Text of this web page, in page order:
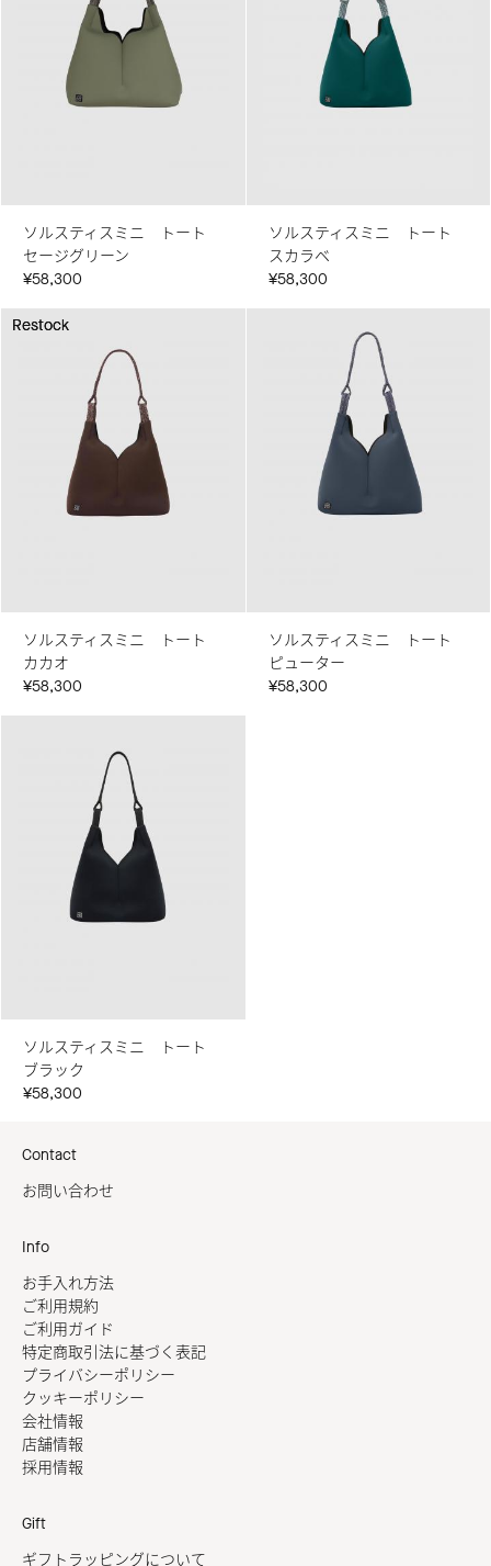
ソルスティスミニ トート
セージグリーン
¥58,300
ソルスティスミニ トート
スカラベ
¥58,300
Restock
Restock
ソルスティスミニ トート
カカオ
¥58,300
ソルスティスミニ トート
ピューター
¥58,300
ソルスティスミニ トート
ブラック
¥58,300
Contact
お問い合わせ
Info
お手入れ方法
ご利用規約
ご利用ガイド
特定商取引法に基づく表記
プライバシーポリシー
クッキーポリシー
会社情報
店舗情報
採用情報
Gift
ギフトラッピングについて